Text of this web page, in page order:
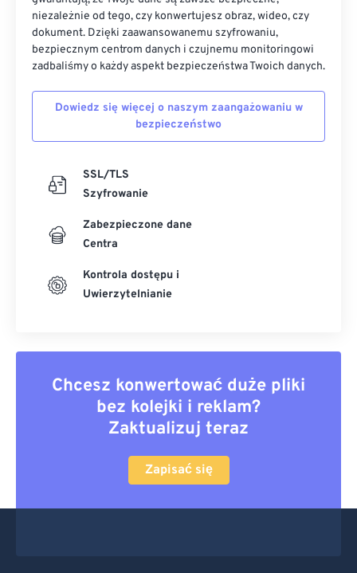
niezależnie od tego, czy konwertujesz obraz, wideo, czy
dokument. Dzięki zaawansowanemu szyfrowaniu,
bezpiecznym centrom danych i czujnemu monitoringowi
zadbaliśmy o każdy aspekt bezpieczeństwa Twoich danych.
Dowiedz się więcej o naszym zaangażowaniu w
bezpieczeństwo
SSL/TLS
Szyfrowanie
Zabezpieczone dane
Centra
Kontrola dostępu i
Uwierzytelnianie
Chcesz konwertować duże pliki
bez kolejki i reklam?
Zaktualizuj teraz
Zapisać się